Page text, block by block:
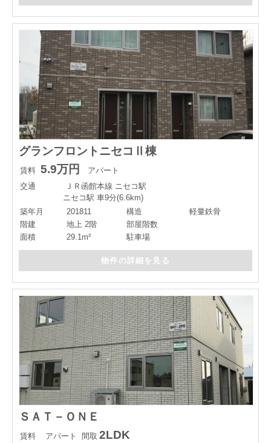
グランフロントニセコⅡ棟
賃料 5.9万円
アパート
交通
ＪＲ函館本線 ニセコ駅
ニセコ駅 車9分(6.6km)
築年月
201811 構造
軽量鉄骨
階建
地上 2階
部屋階数
面積
29.1m² 駐車場
物件の詳細を見る
ＳＡＴ－ＯＮＥ
賃料 アパート 間取 2LDK